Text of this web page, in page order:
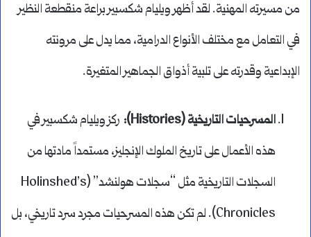
من مسيرته المهنية. لقد أظهر ويليام شكسبير براعة منقطعة النظير
في التعامل مع مختلف الأنواع الدرامية، مما يدل على مرونته
الإبداعية وقدرته على تلبية أذواق الجماهير المتغيرة.
المسرحيات التاريخية (Histories):
ركز ويليام شكسبير في
هذه الأعمال على تاريخ الملوك الإنجليز، مستمداً مادتها من
السجلات التاريخية مثل “سجلات هولنشد” (Holinshed’s
Chronicles). لم تكن هذه المسرحيات مجرد سرد تاريخي، بل